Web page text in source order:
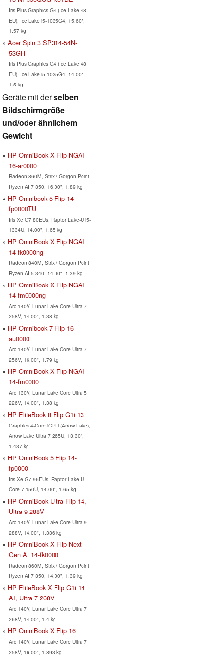
Iris Plus Graphics G4 (Ice Lake 48
EU), Ice Lake i5-1035G4, 15.60",
1.57 kg
Acer Spin 3 SP314-54N-
53GH
Iris Plus Graphics G4 (Ice Lake 48
EU), Ice Lake i5-1035G4, 14.00",
1.5 kg
Geräte mit derselben
Bildschirmgröße
und/oder ähnlichem
Gewicht
HP OmniBook X Flip NGAI
16-ar0000
Radeon 860M, Strix / Gorgon Point
Ryzen AI 7 350, 16.00", 1.89 kg
HP Omnibook 5 Flip 14-
fp0000TU
Iris Xe G7 80EUs, Raptor Lake-U i5-
1334U, 14.00", 1.65 kg
HP OmniBook X Flip NGAI
14-fk0000ng
Radeon 840M, Strix / Gorgon Point
Ryzen AI 5 340, 14.00", 1.39 kg
HP OmniBook X Flip NGAI
14-fm0000ng
Arc 140V, Lunar Lake Core Ultra 7
258V, 14.00", 1.38 kg
HP Omnibook 7 Flip 16-
au0000
Arc 140V, Lunar Lake Core Ultra 7
256V, 16.00", 1.79 kg
HP OmniBook X Flip NGAI
14-fm0000
Arc 130V, Lunar Lake Core Ultra 5
226V, 14.00", 1.38 kg
HP EliteBook 8 Flip G1i 13
Graphics 4-Core iGPU (Arrow Lake),
Arrow Lake Ultra 7 265U, 13.30",
1.437 kg
HP OmniBook 5 Flip 14-
fp0000
Iris Xe G7 96EUs, Raptor Lake-U
Core 7 150U, 14.00", 1.65 kg
HP OmniBook Ultra Flip 14,
Ultra 9 288V
Arc 140V, Lunar Lake Core Ultra 9
288V, 14.00", 1.336 kg
HP OmniBook X Flip Next
Gen AI 14-fk0000
Radeon 860M, Strix / Gorgon Point
Ryzen AI 7 350, 14.00", 1.39 kg
HP EliteBook X Flip G1i 14
AI, Ultra 7 268V
Arc 140V, Lunar Lake Core Ultra 7
268V, 14.00", 1.4 kg
HP OmniBook X Flip 16
Arc 140V, Lunar Lake Core Ultra 7
258V, 16.00", 1.893 kg